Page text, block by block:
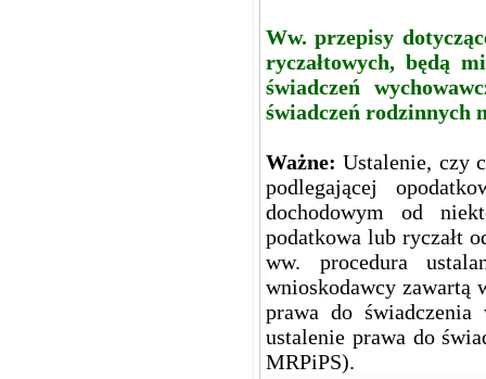
Ww. przepisy
ryczałtowych, będą
świadczeń
świadczeń rodzinnych
Ważne:Ustalenie, czy
podlegającej
dochodowym od
podatkowa lub ryczałt
ww. procedura
wnioskodawcy zawartą
prawa do
ustalenie prawa do
MRPiPS).